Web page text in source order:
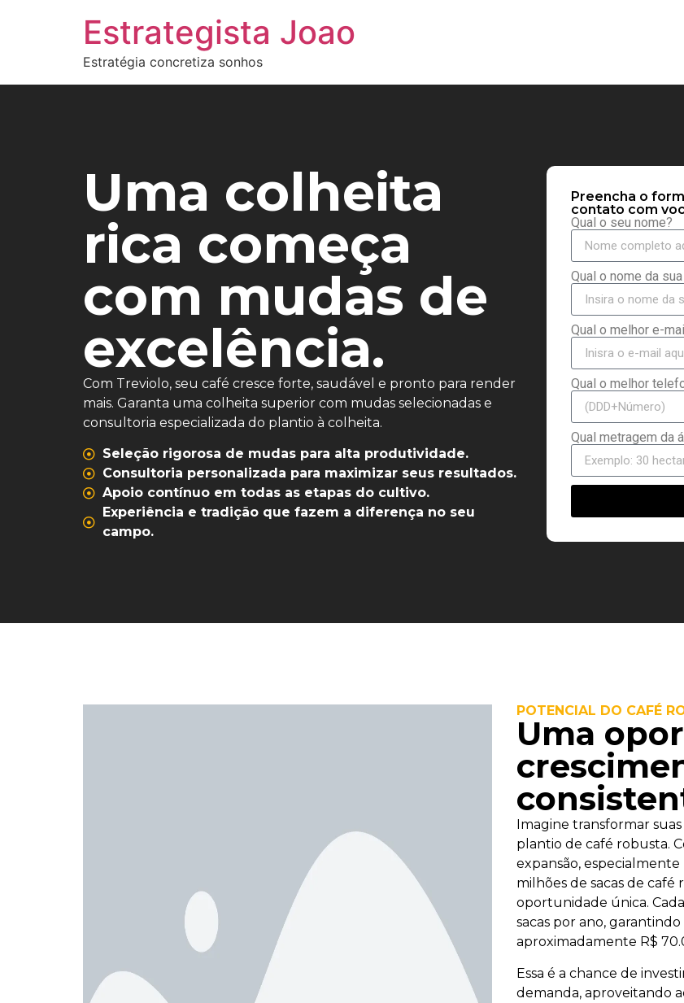
Estrategista Joao
Estratégia concretiza sonhos
Uma colheita
rica começa
com mudas de
excelência.
Com Treviolo, seu café cresce forte, saudável e pronto para render
mais. Garanta uma colheita superior com mudas selecionadas e
consultoria especializada do plantio à colheita.
Seleção rigorosa de mudas para alta produtividade.
Consultoria personalizada para maximizar seus resultados.
Apoio contínuo em todas as etapas do cultivo.
Experiência e tradição que fazem a diferença no seu
campo.
Preencha o
contato com
Qual o seu nome?
Qual o nome da
Qual o melhor e-
Qual o melhor
Qual metragem da
POTENCIAL DO CAFÉ
Uma
Imagine transformar
plantio de café robusta.
expansão,
milhões de sacas de
oportunidade única.
sacas por ano,
aproximadamente R$
Essa é a chance de
demanda, aproveitando